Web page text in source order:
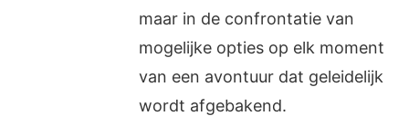
maar in de confrontatie van
mogelijke opties op elk moment
van een avontuur dat geleidelijk
wordt afgebakend.